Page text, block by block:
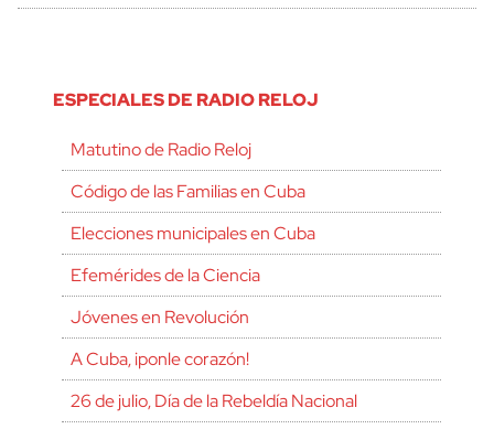
ESPECIALES DE RADIO RELOJ
Matutino de Radio Reloj
Código de las Familias en Cuba
Elecciones municipales en Cuba
Efemérides de la Ciencia
Jóvenes en Revolución
A Cuba, ¡ponle corazón!
26 de julio, Día de la Rebeldía Nacional